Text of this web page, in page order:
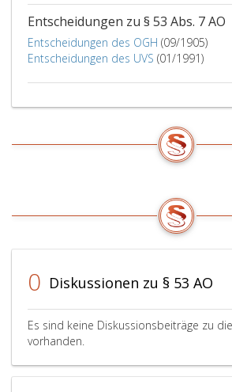
Entscheidungen zu § 53 Abs. 7 AO
Entscheidungen des OGH (09/1905)
Entscheidungen des UVS (01/1991)
0 Diskussionen zu § 53 AO
Es sind keine Diskussionsbeiträge zu
vorhanden.